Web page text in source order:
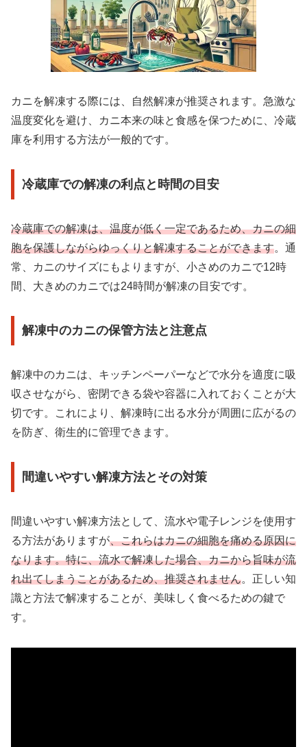
カニを解凍する際には、自然解凍が推奨されます。急激な
温度変化を避け、カニ本来の味と食感を保つために、冷蔵
庫を利用する方法が一般的です。
冷蔵庫での解凍の利点と時間の目安
冷蔵庫での解凍は、温度が低く一定であるため、カニの細
胞を保護しながらゆっくりと解凍することができます。通
常、カニのサイズにもよりますが、小さめのカニで12時
間、大きめのカニでは24時間が解凍の目安です。
解凍中のカニの保管方法と注意点
解凍中のカニは、キッチンペーパーなどで水分を適度に吸
収させながら、密閉できる袋や容器に入れておくことが大
切です。これにより、解凍時に出る水分が周囲に広がるの
を防ぎ、衛生的に管理できます。
間違いやすい解凍方法とその対策
間違いやすい解凍方法として、流水や電子レンジを使用す
る方法がありますが、これらはカニの細胞を痛める原因に
なります。特に、流水で解凍した場合、カニから旨味が流
れ出てしまうことがあるため、推奨されません。正しい知
識と方法で解凍することが、美味しく食べるための鍵で
す。